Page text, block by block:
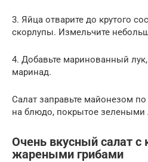
3. Яйца отварите до крутого
скорлупы. Измельчите
4. Добавьте маринованный
маринад.
Салат заправьте майонезом
на блюдо, покрытое зелеными
Очень вкусный салат с
жареными грибами